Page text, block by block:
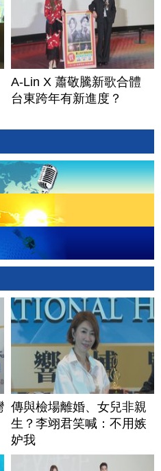
A-Lin X 蕭敬騰新歌合體
台東跨年有新進度？
傳與檢場離婚、女兒非親
生？李翊君笑喊：不用嫉
妒我